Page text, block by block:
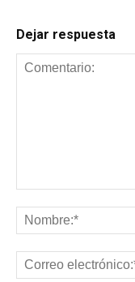
Dejar respuesta